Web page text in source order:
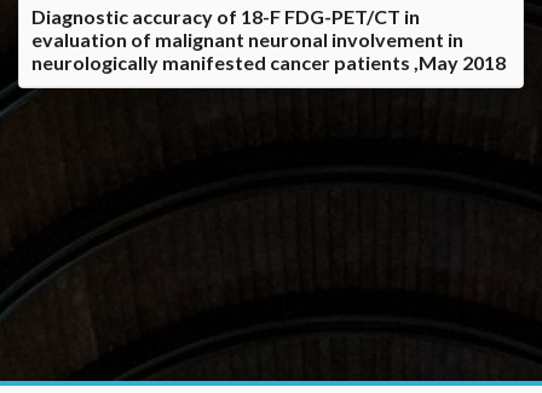
Diagnostic accuracy of 18-F FDG-PET/CT in
evaluation of malignant neuronal involvement in
neurologically manifested cancer patients ,May 2018